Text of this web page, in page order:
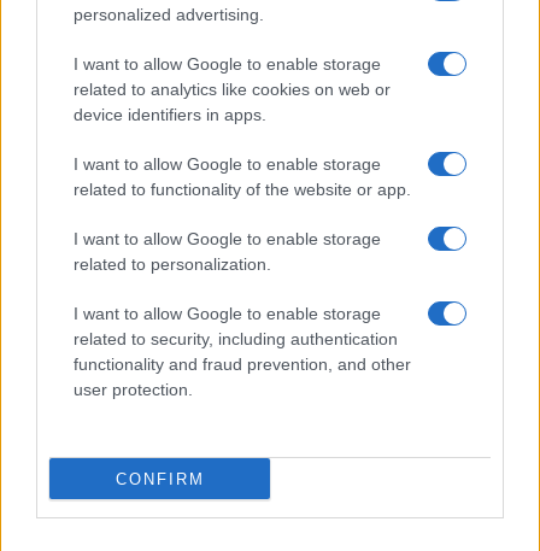
personalized advertising.
I want to allow Google to enable storage
related to analytics like cookies on web or
device identifiers in apps.
I want to allow Google to enable storage
related to functionality of the website or app.
I want to allow Google to enable storage
related to personalization.
I want to allow Google to enable storage
related to security, including authentication
functionality and fraud prevention, and other
user protection.
CONFIRM
Medidas, iluminación y almacenamiento para una isla
Lucía Fernández · 3 Ago 2026